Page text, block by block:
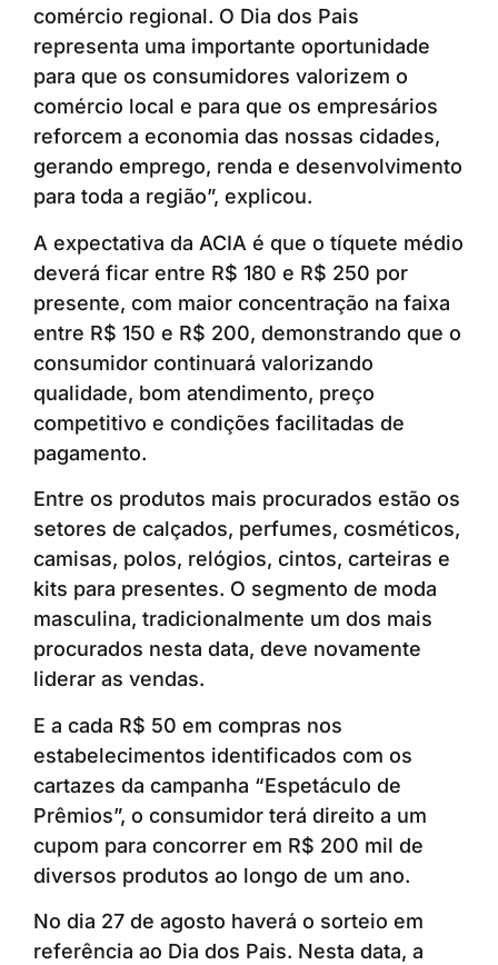
comércio regional. O Dia dos Pais
representa uma importante oportunidade
para que os consumidores valorizem o
comércio local e para que os empresários
reforcem a economia das nossas cidades,
gerando emprego, renda e desenvolvimento
para toda a região”, explicou.
A expectativa da ACIA é que o tíquete médio
deverá ficar entre R$ 180 e R$ 250 por
presente, com maior concentração na faixa
entre R$ 150 e R$ 200, demonstrando que o
consumidor continuará valorizando
qualidade, bom atendimento, preço
competitivo e condições facilitadas de
pagamento.
Entre os produtos mais procurados estão os
setores de calçados, perfumes, cosméticos,
camisas, polos, relógios, cintos, carteiras e
kits para presentes. O segmento de moda
masculina, tradicionalmente um dos mais
procurados nesta data, deve novamente
liderar as vendas.
E a cada R$ 50 em compras nos
estabelecimentos identificados com os
cartazes da campanha “Espetáculo de
Prêmios”, o consumidor terá direito a um
cupom para concorrer em R$ 200 mil de
diversos produtos ao longo de um ano.
No dia 27 de agosto haverá o sorteio em
referência ao Dia dos Pais. Nesta data, a